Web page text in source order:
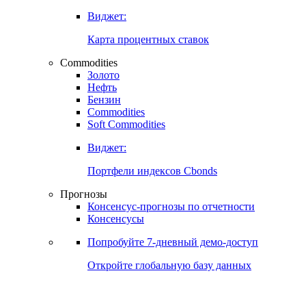
Виджет:
Карта процентных ставок
Commodities
Золото
Нефть
Бензин
Commodities
Soft Commodities
Виджет:
Портфели индексов Cbonds
Прогнозы
Консенсус-прогнозы по отчетности
Консенсусы
Попробуйте 7-дневный демо-доступ
Откройте глобальную базу данных